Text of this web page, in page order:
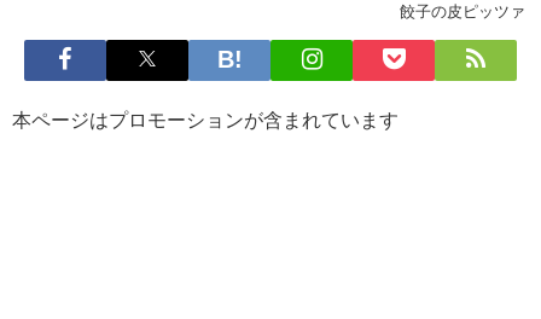
餃子の皮ピッツァ
本ページはプロモーションが含まれています